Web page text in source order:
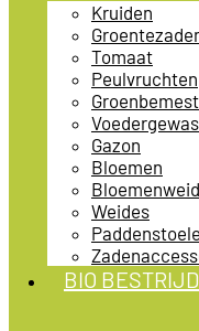
Kruiden
Tomaat
Peulvruchten
Gazon
Bloemen
Weides
BIO